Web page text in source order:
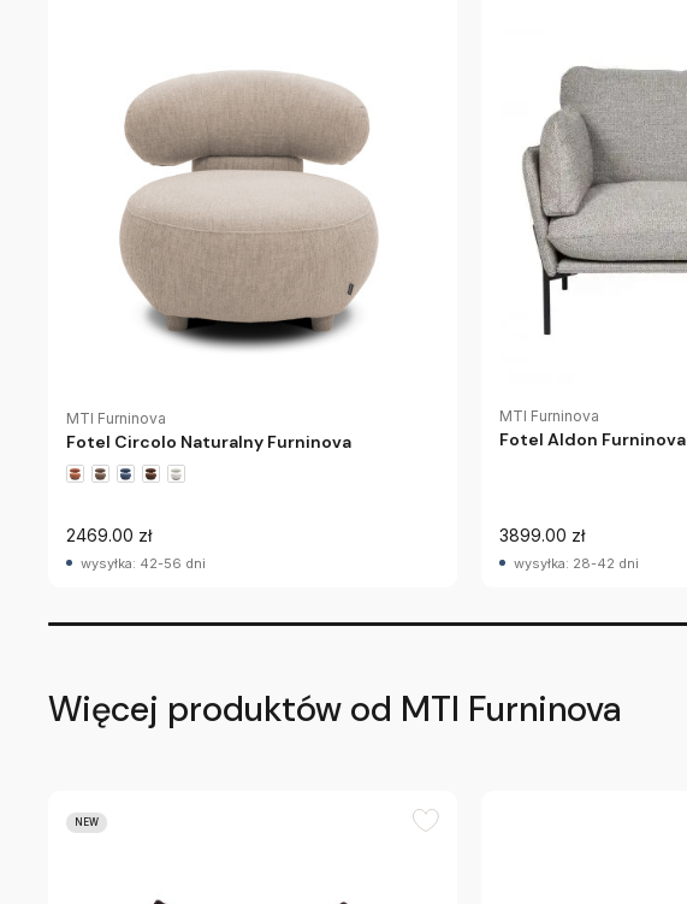
MTI Furninova
Fotel Circolo Naturalny Furninova
2469.00 zł
wysyłka: 42-56 dni
MTI Furninova
Fotel Aldon Furninova
3899.00 zł
wysyłka: 28-42 dni
Więcej produktów od MTI Furninova
NEW